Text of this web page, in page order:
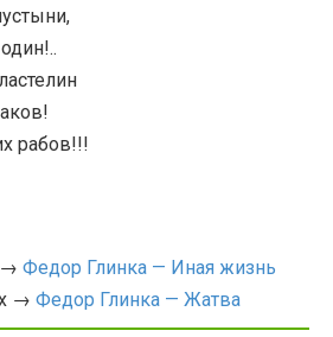
рабов!!!
→ Федор Глинка — Иная жизнь
→ Федор Глинка — Жатва